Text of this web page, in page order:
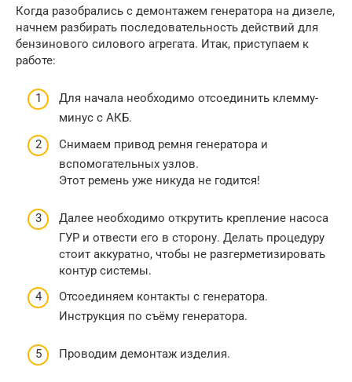
Когда разобрались с демонтажем генератора на дизеле,
начнем разбирать последовательность действий для
бензинового силового агрегата. Итак, приступаем к
работе:
Для начала необходимо отсоединить клемму-
минус с АКБ.
Снимаем привод ремня генератора и
вспомогательных узлов.
Этот ремень уже никуда не годится!
Далее необходимо открутить крепление насоса
ГУР и отвести его в сторону. Делать процедуру
стоит аккуратно, чтобы не разгерметизировать
контур системы.
Отсоединяем контакты с генератора.
Инструкция по съёму генератора.
Проводим демонтаж изделия.